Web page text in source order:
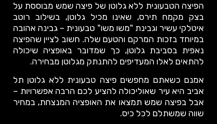
הפיצה הטבעונית ללא גלוטן של פיצה שמש מבוססת על
בצק מקמח תירס, שאינו מכיל גלוטן, בשילוב רוטב
איטלקי עשיר וגבינת "משו משו" טבעונית – גבינה אהובה
במיוחד בזכות המרקם והטעם שלה. חשוב לציין שהפיצה
נאפית בסביבת גלוטן, כך שמדובר באופציה שיכולה
להתאים לאלו המעדיפים להתנתק מגלוטן מבחירה.
אמנם כשאתם מחפשים פיצה טבעונית ללא גלוטן תל
אביב היא עיר שאוליכולה להציע לכם הרבה אפשרויות –
אבל בפיצה שמש תמצאו את האופציה המנצחת, במחיר
שווה שמשתלם לכל כיס.